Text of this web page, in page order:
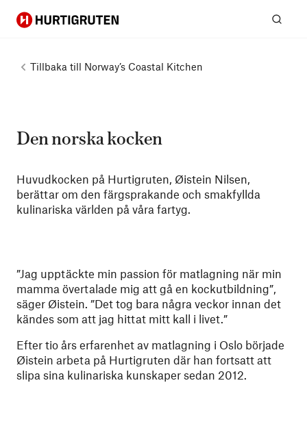
Hurtigruten
Tillbaka till Norway’s Coastal Kitchen
Den norska kocken
Huvudkocken på Hurtigruten, Øistein Nilsen,
berättar om den färgsprakande och smakfyllda
kulinariska världen på våra fartyg.
”Jag upptäckte min passion för matlagning när min
mamma övertalade mig att gå en kockutbildning”,
säger Øistein. ”Det tog bara några veckor innan det
kändes som att jag hittat mitt kall i livet.”
Efter tio års erfarenhet av matlagning i Oslo började
Øistein arbeta på Hurtigruten där han fortsatt att
slipa sina kulinariska kunskaper sedan 2012.